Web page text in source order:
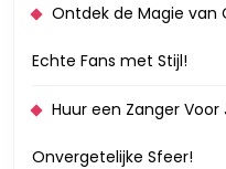
Ontdek de Magie van
Echte Fans met Stijl!
Huur een Zanger Voor
Onvergetelijke Sfeer!